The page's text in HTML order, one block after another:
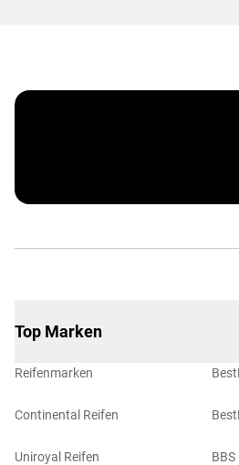
Top Marken
Reifenmarken
Continental Reifen
Uniroyal Reifen BBS